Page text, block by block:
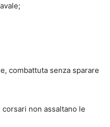
combattuta senza sparare
non assaltano le